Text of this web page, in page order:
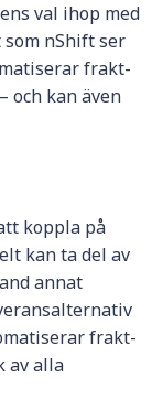
val ihop med
nShift ser
frakt-
och kan även
koppla på
kan ta del av
annat
frakt-
av alla